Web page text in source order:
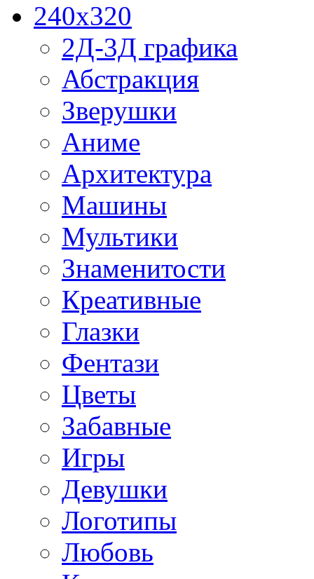
240x320
2Д-3Д графика
Абстракция
Зверушки
Аниме
Архитектура
Машины
Мультики
Знаменитости
Креативные
Глазки
Фентази
Цветы
Забавные
Игры
Девушки
Логотипы
Любовь